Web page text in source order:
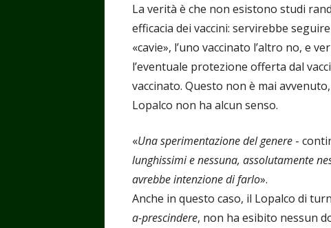
La verità è che non esistono studi
efficacia dei vaccini: servirebbe
«cavie», l’uno vaccinato l’altro no, e
l’eventuale protezione offerta dal
vaccinato. Questo non è mai
Lopalco non ha alcun senso.
«Una sperimentazione del genere -
lunghissimi e nessuna, assolutamente
avrebbe intenzione di farlo».
Anche in questo caso, il Lopalco di
a-prescindere, non ha esibito nessun